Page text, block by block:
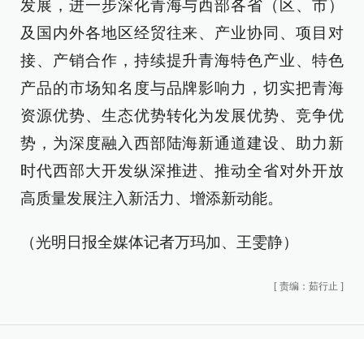
发展，进一步深化青海与西部各省（区、市）
及国内外各地区经贸往来、产业协同、项目对
接、产销合作，持续提升青海特色产业、特色
产品的市场知名度与品牌影响力，切实把青海
资源优势、生态优势转化为发展优势、竞争优
势，为深度融入西部陆海新通道建设、助力新
时代西部大开发纵深推进、推动全省对外开放
高质量发展注入新活力、增添新动能。
（光明日报全媒体记者万玛加、王雯静）
[ 责编：茹行止 ]